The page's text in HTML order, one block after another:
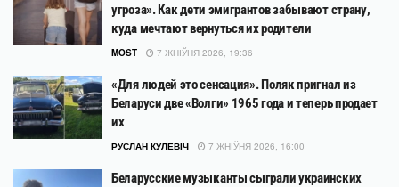
угроза». Как дети эмигрантов забывают страну,
куда мечтают вернуться их родители
MOST 7 ЖНІЎНЯ 2026, 19:36
«Для людей это сенсация». Поляк пригнал из
Беларуси две «Волги» 1965 года и теперь продает
их
РУСЛАН КУЛЕВІЧ 7 ЖНІЎНЯ 2026, 16:00
Беларусские музыканты сыграли украинских